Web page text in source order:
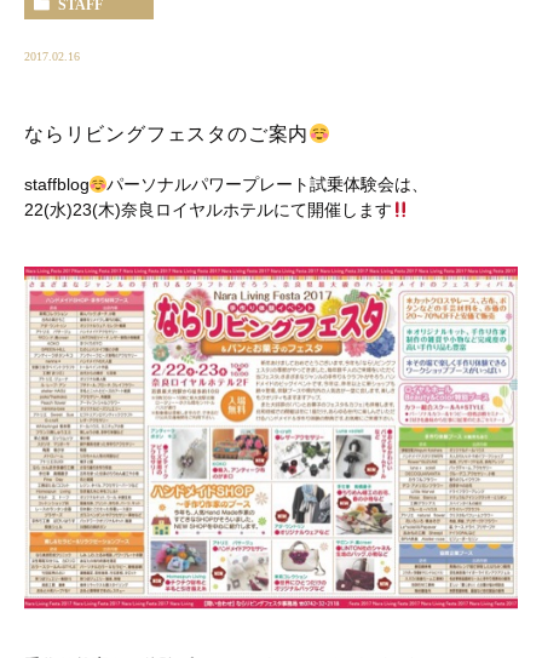
STAFF
2017.02.16
ならリビングフェスタのご案内
staffblog
パーソナルパワープレート試乗体験会は、
22(水)23(木)奈良ロイヤルホテルにて開催します